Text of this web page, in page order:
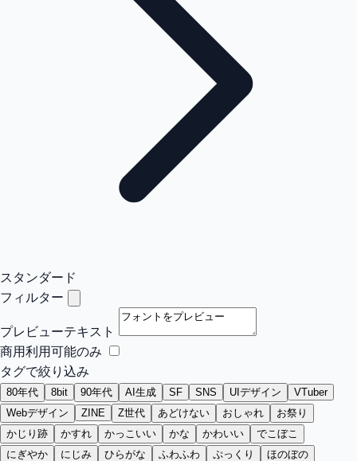
スタンダード
フィルター
プレビューテキスト
商用利用可能のみ
タグで絞り込み
80年代 8bit 90年代 AI生成 SF SNS UIデザイン
VTuber
Webデザイン
ZINE Z世代 あどけない おしゃれ
お祭り
かじり跡
かすれ かっこいい かな かわいい
でこぼこ
にぎやか
にじみ ひらがな ふわふわ ぷっくり
ほのぼの